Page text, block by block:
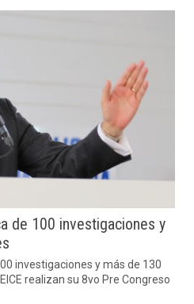
de 100 investigaciones y
investigaciones y más de 130
realizan su 8vo Pre Congreso